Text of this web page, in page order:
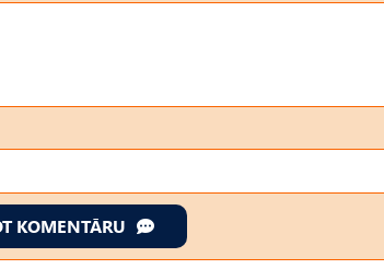
KOMENTĀRU